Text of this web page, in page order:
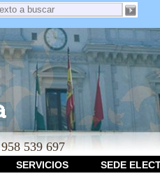
539 697
SERVICIOS SEDE